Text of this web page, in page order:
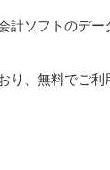
ソフトのデ
、無料でご